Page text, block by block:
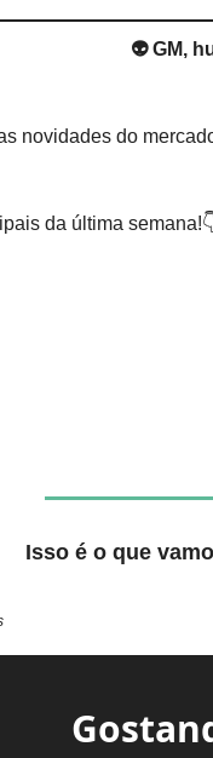
👽 GM,
novidades do
da última
Isso é o que